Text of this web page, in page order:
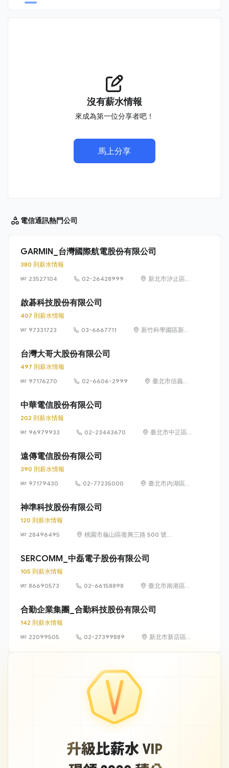
沒有薪水情報
來成為第一位分享者吧！
馬上分享
電信通訊熱門公司
GARMIN_台灣國際航電股份有限公司
380 則薪水情報
23527104
02-26428999
新北市汐止區樟
啟碁科技股份有限公司
407 則薪水情報
97331723
03-6667711
新竹科學園區新竹
台灣大哥大股份有限公司
497 則薪水情報
97176270
02-6606-2999
臺北市信義區
中華電信股份有限公司
202 則薪水情報
96979933
02-23443670
臺北市中正區
遠傳電信股份有限公司
390 則薪水情報
97179430
02-77235000
臺北市內湖區瑞
神準科技股份有限公司
120 則薪水情報
28496495
桃園市龜山區復興三路 500 號
SERCOMM_中磊電子股份有限公司
105 則薪水情報
86690573
02-66158898
臺北市南港區三
號8樓
合勤企業集團_合勤科技股份有限公司
142 則薪水情報
22099505
02-27399889
新北市新店區北